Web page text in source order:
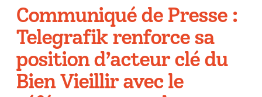
Communiqué de Presse :
Telegrafik renforce sa
position d’acteur clé du
Bien Vieillir avec le